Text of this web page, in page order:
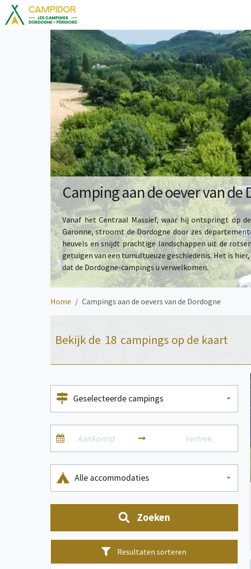
Camping aan de oever van de
Vanaf het Centraal Massief, waar hij ontspringt op
Garonne, stroomt de Dordogne door zes
heuvels en snijdt prachtige landschappen uit de
getuigen van een tumultueuze geschiedenis. Het is
dat de Dordogne-campings u verwelkomen.
Home Campings aan de oevers van de Dordogne
Bekijk de 18 campings op de kaart
Geselecteerde campings
Alle accommodaties
Zoeken
Resultaten sorteren